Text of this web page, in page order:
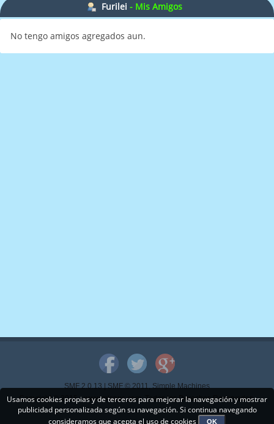
Furilei - Mis Amigos
No tengo amigos agregados aun.
SMF 2.0.13|SMF © 2011,Simple Machines
Copyright © 2015 - www.mispps.com. Todos los Derechos Reservados.
Usamos cookies propias y de terceros para mejorar la navegación y mostrar
publicidad personalizada según su navegación. Si continua navegando
consideramos que acepta el uso de cookies
OK